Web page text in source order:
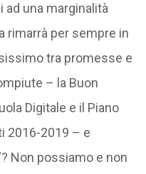
ad una marginalità
rimarrà per sempre in
tra promesse e
– la Buon
Digitale e il Piano
2016-2019 – e
Non possiamo e non